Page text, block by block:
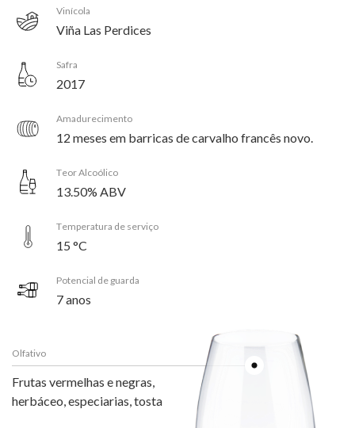
Vinícola
Viña Las Perdices
Safra
2017
Amadurecimento
12 meses em barricas de carvalho francês novo.
Teor Alcoólico
13.50% ABV
Temperatura de serviço
15 °C
Potencial de guarda
7 anos
Olfativo
Frutas vermelhas e negras,
herbáceo, especiarias, tosta